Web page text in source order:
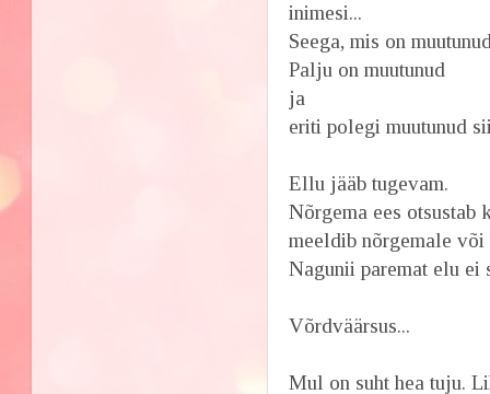
inimesi...
Seega, mis on
Palju on muutunud
ja
eriti polegi muutunud
Ellu jääb tugevam.
Nõrgema ees otsustab
meeldib nõrgemale
Nagunii paremat elu ei
Võrdväärsus...
Mul on suht hea tuju.